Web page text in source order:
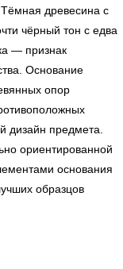
Тёмная древесина с
чёрный тон с едва
— признак
Основание
опор
дизайн предмета.
ориентированной
основания
образцов